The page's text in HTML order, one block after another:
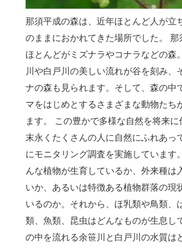
那須平成の森は、近年ほとんど人が立
のままにおかれてきた場所でした。 那
ほとんどがミズナラやコナラなどの森
川や白戸川の美しい流れが谷を刻み、
ナの森も見られます。そして、森の中
マをはじめとするさまざまな動物たち
ます。 この豊かで多様な自然を将来に
末永くたくさんの人に自然にふれあっ
にモニタリング調査を実施しています
んな植物が生育しているか、外来種は
いか、あるいは特徴ある植物群落の現
いるのか。それから、ほ乳類や鳥類、
類、魚類、昆虫はどんなものが生息し
の中を流れる余笹川と白戸川の水質は